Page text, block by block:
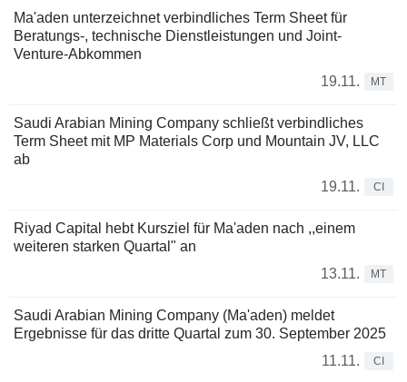
Ma'aden unterzeichnet verbindliches Term Sheet für
Beratungs-, technische Dienstleistungen und Joint-
Venture-Abkommen
19.11.
MT
Saudi Arabian Mining Company schließt verbindliches
Term Sheet mit MP Materials Corp und Mountain JV, LLC
ab
19.11.
CI
Riyad Capital hebt Kursziel für Ma'aden nach ,,einem
weiteren starken Quartal" an
13.11.
MT
Saudi Arabian Mining Company (Ma'aden) meldet
Ergebnisse für das dritte Quartal zum 30. September 2025
11.11.
CI